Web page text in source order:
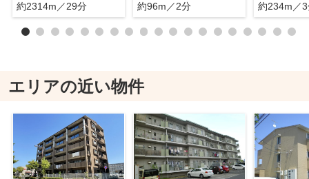
約2314m／29分
約96m／2分
約234m／
エリアの近い物件